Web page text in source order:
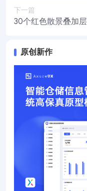
下一篇
30个红色散景叠加
原创新作